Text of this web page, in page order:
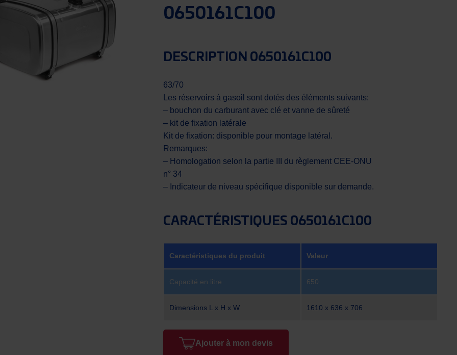
0650161C100
DESCRIPTION 0650161C100
63/70
Les réservoirs à gasoil sont dotés des éléments suivants:
– bouchon du carburant avec clé et vanne de sûreté
– kit de fixation latérale
Kit de fixation: disponible pour montage latéral.
Remarques:
– Homologation selon la partie III du règlement CEE-ONU
n° 34
– Indicateur de niveau spécifique disponible sur demande.
CARACTÉRISTIQUES 0650161C100
Caractéristiques du produit Valeur
Capacité en litre 650
Dimensions L x H x W 1610 x 636 x 706
Ajouter à mon devis